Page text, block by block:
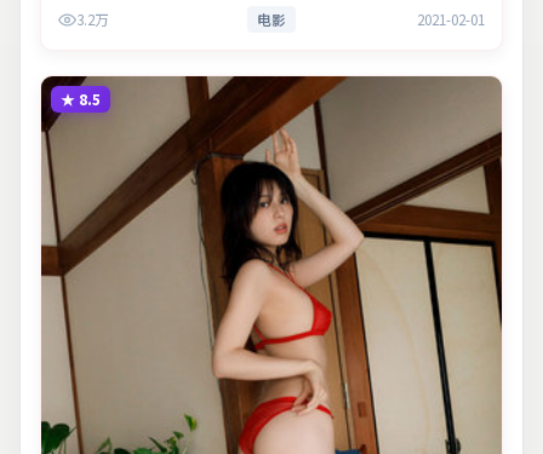
次，兼顾观赏性与…
3.2万 电影 2021-02-01
★ 8.5